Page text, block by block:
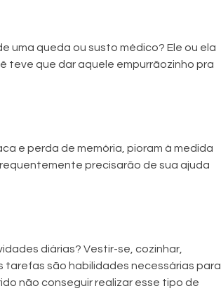
uma queda ou susto médico? Ele ou ela
teve que dar aquele empurrãozinho pra
e perda de memória, pioram à medida
precisarão de sua ajuda
diárias? Vestir-se, cozinhar,
são habilidades necessárias para
não conseguir realizar esse tipo de